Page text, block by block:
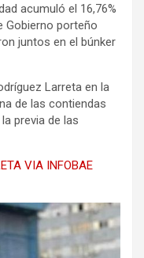
acumuló el 16,76%
Gobierno porteño
juntos en el búnker
Larreta en la
de las contiendas
previa de las
VIA INFOBAE